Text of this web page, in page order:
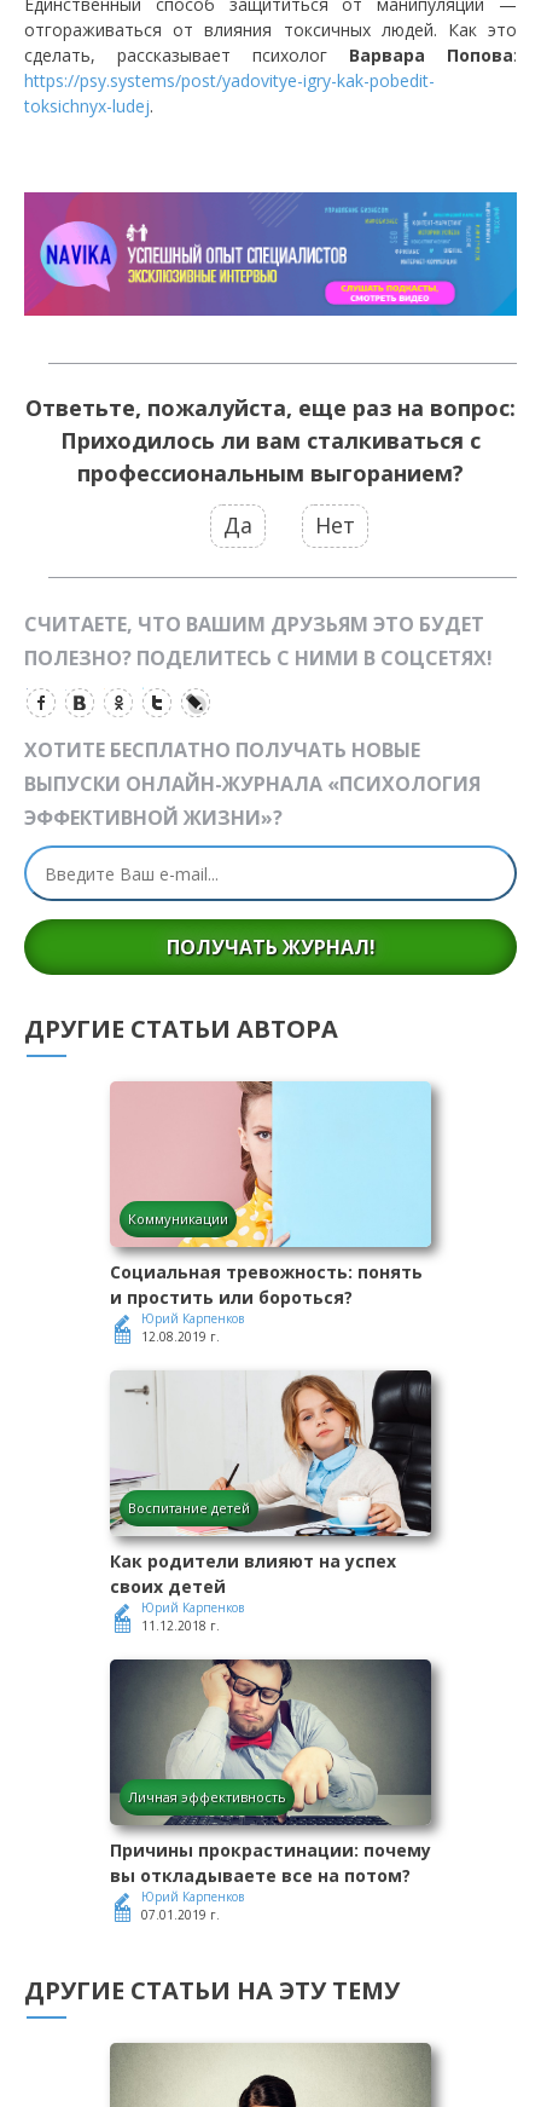
отгораживаться от влияния токсичных людей. Как это
сделать, рассказывает психолог Варвара Попова:
https://psy.systems/post/yadovitye-igry-kak-pobedit-
toksichnyx-ludej.
Ответьте, пожалуйста, еще раз на вопрос:
Приходилось ли вам сталкиваться с
профессиональным выгоранием?
Да
Нет
СЧИТАЕТЕ, ЧТО ВАШИМ ДРУЗЬЯМ ЭТО БУДЕТ
ПОЛЕЗНО? ПОДЕЛИТЕСЬ С НИМИ В СОЦСЕТЯХ!
ХОТИТЕ БЕСПЛАТНО ПОЛУЧАТЬ НОВЫЕ
ВЫПУСКИ ОНЛАЙН-ЖУРНАЛА «ПСИХОЛОГИЯ
ЭФФЕКТИВНОЙ ЖИЗНИ»?
ПОЛУЧАТЬ ЖУРНАЛ!
ДРУГИЕ СТАТЬИ АВТОРА
Коммуникации
Социальная тревожность: понять
и простить или бороться?
Юрий Карпенков
12.08.2019 г.
Воспитание детей
Как родители влияют на успех
своих детей
Юрий Карпенков
11.12.2018 г.
Личная эффективность
Причины прокрастинации: почему
вы откладываете все на потом?
Юрий Карпенков
07.01.2019 г.
ДРУГИЕ СТАТЬИ НА ЭТУ ТЕМУ